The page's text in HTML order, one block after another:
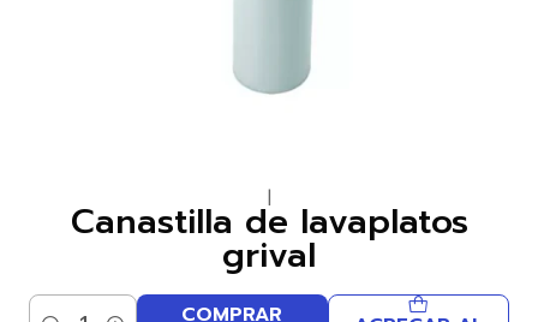
|
Canastilla de lavaplatos
grival
COMPRAR